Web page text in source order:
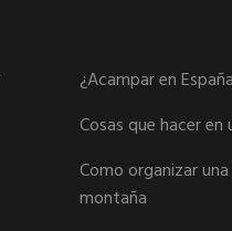
¿Acampar en
Cosas que hacer en
Como organizar
montaña